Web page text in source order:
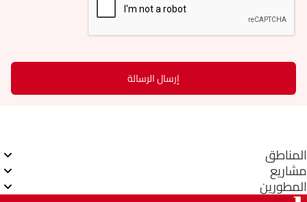
إرسال الرسالة
المناطق
مشاريع
المطورين